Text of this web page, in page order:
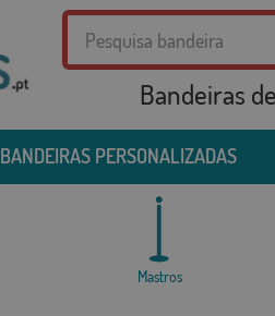
Bandeiras
BANDEIRAS PERSONALIZADAS
Mastros